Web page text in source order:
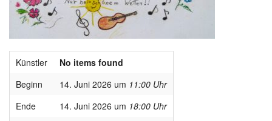
Künstler
No items found
Beginn
14. Juni 2026 um 11:00 Uhr
Ende
14. Juni 2026 um 18:00 Uhr